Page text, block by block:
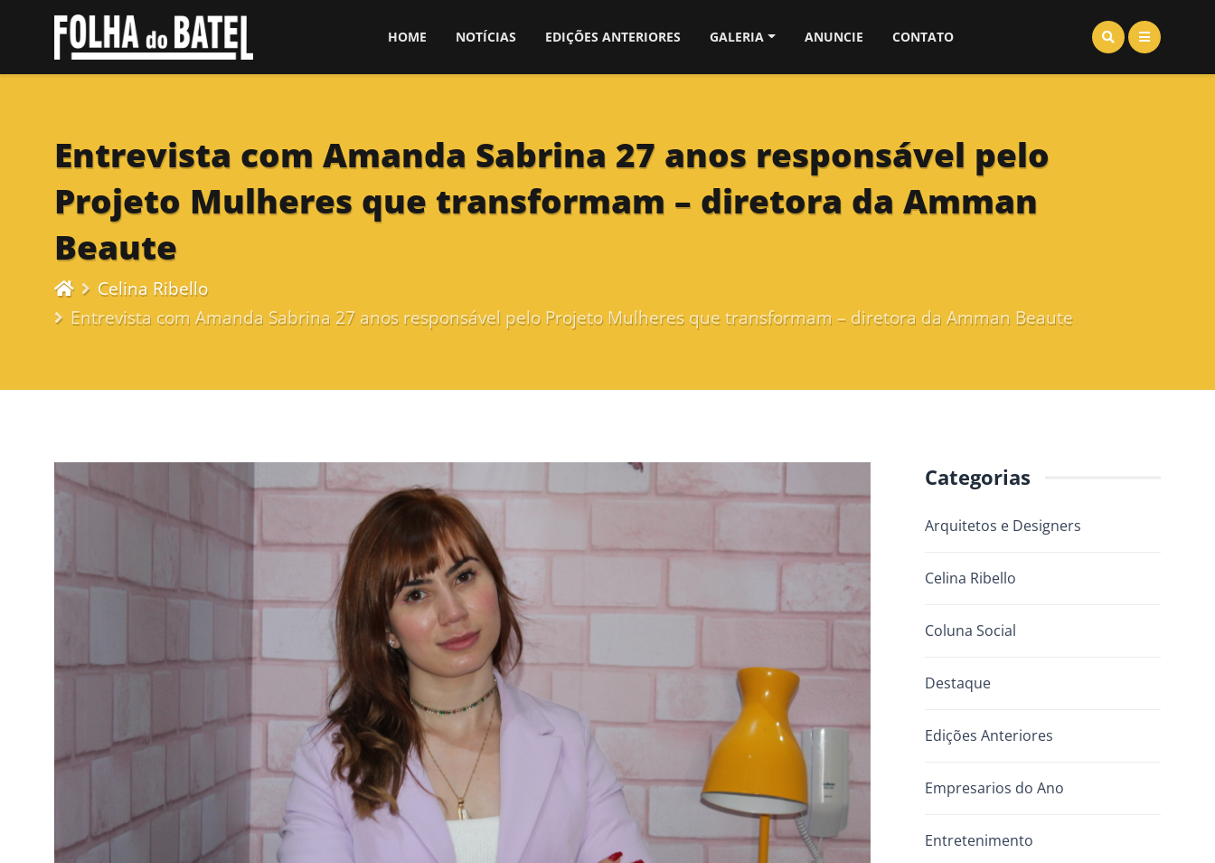
HOME NOTÍCIAS EDIÇÕES ANTERIORES GALERIA ANUNCIE CONTATO
Entrevista com Amanda Sabrina 27 anos responsável pelo
Projeto Mulheres que transformam – diretora da Amman
Beaute
Celina Ribello
Entrevista com Amanda Sabrina 27 anos responsável pelo Projeto Mulheres que transformam – diretora da Amman Beaute
Categorias
Arquitetos e Designers
Celina Ribello
Coluna Social
Destaque
Edições Anteriores
Empresarios do Ano
Entretenimento